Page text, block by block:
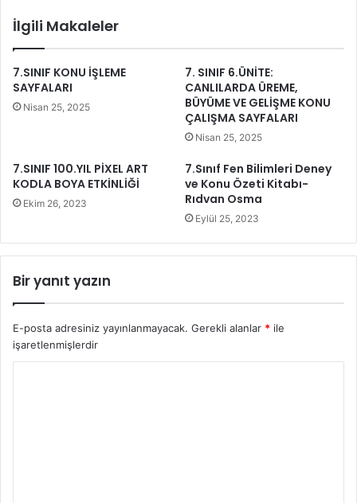
İlgili Makaleler
7.SINIF KONU İŞLEME
SAYFALARI
Nisan 25, 2025
7. SINIF 6.ÜNİTE:
CANLILARDA ÜREME,
BÜYÜME VE GELİŞME KONU
ÇALIŞMA SAYFALARI
Nisan 25, 2025
7.SINIF 100.YIL PİXEL ART
KODLA BOYA ETKİNLİĞİ
Ekim 26, 2023
7.Sınıf Fen Bilimleri Deney
ve Konu Özeti Kitabı-
Rıdvan Osma
Eylül 25, 2023
Bir yanıt yazın
E-posta adresiniz yayınlanmayacak. Gerekli alanlar * ile
işaretlenmişlerdir